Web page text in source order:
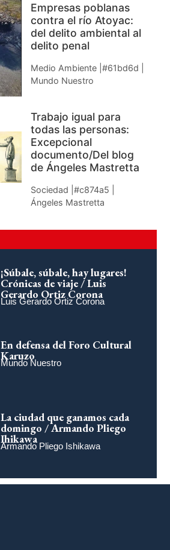
Empresas poblanas
contra el río Atoyac:
del delito ambiental al
delito penal
Medio Ambiente |#61bd6d |
Mundo Nuestro
Trabajo igual para
todas las personas:
Excepcional
documento/Del blog
de Ángeles Mastretta
Sociedad |#c874a5 |
Ángeles Mastretta
¡Súbale, súbale, hay lugares!
Crónicas de viaje / Luis
Gerardo Ortiz Corona
Luis Gerardo Ortiz Corona
En defensa del Foro Cultural
Karuzo
Mundo Nuestro
La ciudad que ganamos cada
domingo / Armando Pliego
Ihikawa
Armando Pliego Ishikawa